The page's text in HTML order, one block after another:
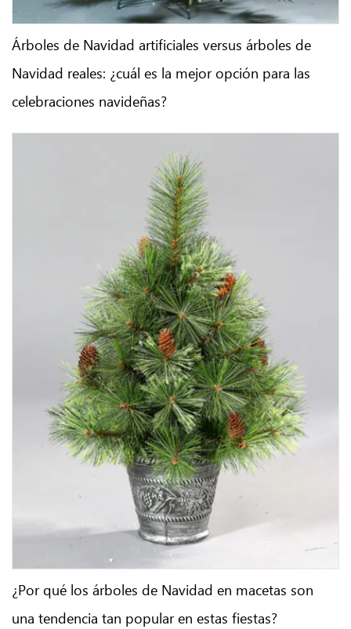
Árboles de Navidad artificiales versus árboles de
Navidad reales: ¿cuál es la mejor opción para las
celebraciones navideñas?
¿Por qué los árboles de Navidad en macetas son
una tendencia tan popular en estas fiestas?